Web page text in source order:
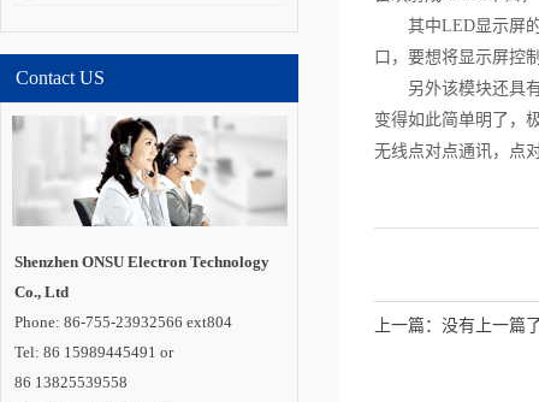
环”。 在与发达国
合作计划，中国半导
体照明国家重点实验
室在荷兰代尔夫特大
学建立海外研发实体
机构“国际开放创新中
心”，并共同培养博士
及博士后。中国还与
应用、标准检测、示
范工程评价和产品循
斯、南非建立“金砖国
家半导体照明合作平
Contact US
Shenzhen ONSU Electron Technology
Co., Ltd
Phone: 86-755-23932566 ext804
Tel: 86 15989445491 or
86 13825539558
其中LED显示屏
口，要想将显示屏控
另外该模块还具
变得如此简单明了，
无线点对点通讯，点
上一篇：没有上一篇